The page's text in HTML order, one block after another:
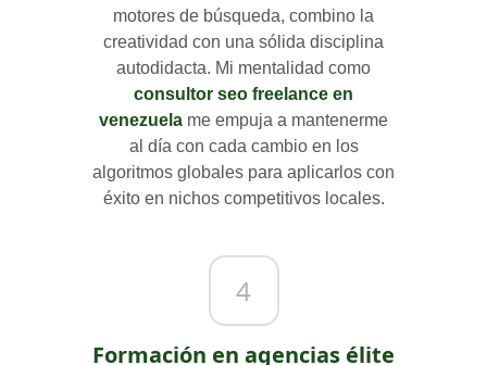
motores de búsqueda, combino la
creatividad con una sólida disciplina
autodidacta. Mi mentalidad como
consultor seo freelance en
venezuela me empuja a mantenerme
al día con cada cambio en los
algoritmos globales para aplicarlos con
éxito en nichos competitivos locales.
4
Formación en agencias élite